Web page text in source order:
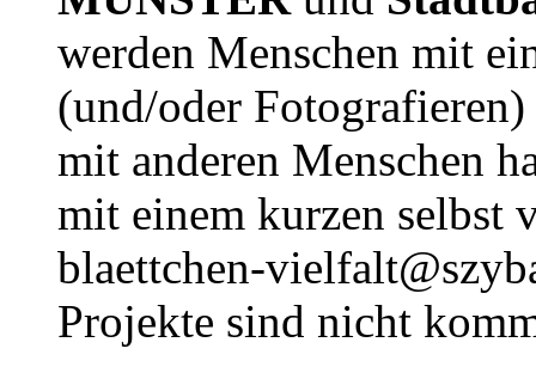
werden Menschen mit
(und/oder
mit anderen Menschen
mit einem kurzen selbst
blaettchen-
Projekte sind nicht